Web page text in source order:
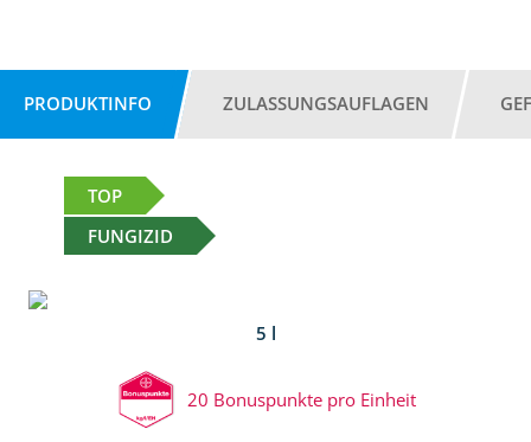
PRODUKTINFO ZULASSUNGSAUFLAGEN
TOP
FUNGIZID
5 l
20 Bonuspunkte pro Einheit